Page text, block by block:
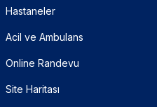
Hastaneler
Acil ve Ambulans
Online Randevu
Site Haritası